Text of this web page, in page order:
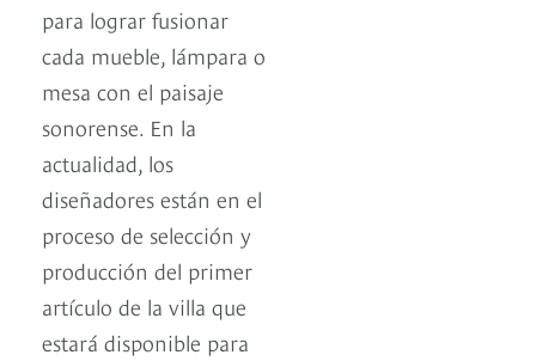
para lograr fusionar
cada mueble, lámpara o
mesa con el paisaje
sonorense. En la
actualidad, los
diseñadores están en el
proceso de selección y
producción del primer
artículo de la villa que
estará disponible para